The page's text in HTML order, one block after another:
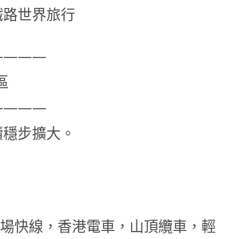
世界旅行
步擴大。
快線，香港電車，山頂纜車，輕